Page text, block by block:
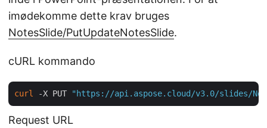
imødekomme dette krav bruges
NotesSlide/PutUpdateNotesSlide.
cURL kommando
curl -X PUT "https://api.aspose.cloud/v3.0/slides/
Request URL